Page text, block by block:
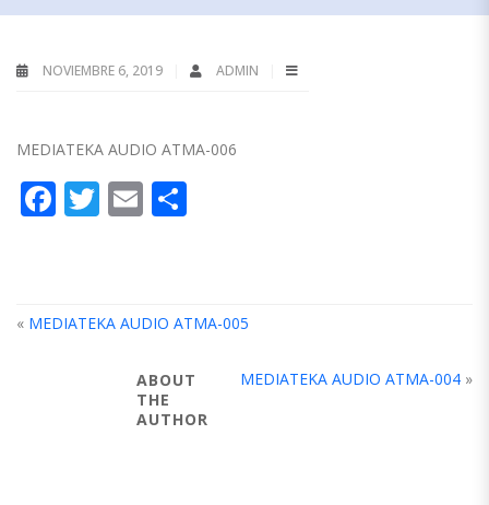
NOVIEMBRE 6, 2019 ADMIN
MEDIATEKA AUDIO ATMA-006
Facebook
Twitter
Email
« MEDIATEKA AUDIO ATMA-005
MEDIATEKA AUDIO ATMA-004 »
ABOUT
THE
AUTHOR